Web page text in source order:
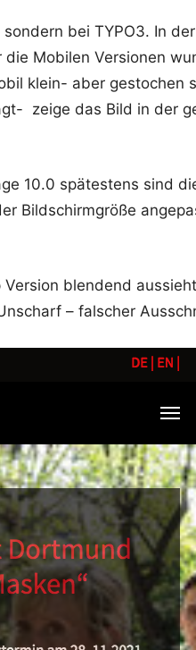
bei TYPO3. In
die Mobilen Versionen
klein- aber gestochen
zeige das Bild in der
10.0 spätestens sind
Bildschirmgröße
Version blendend
– falscher